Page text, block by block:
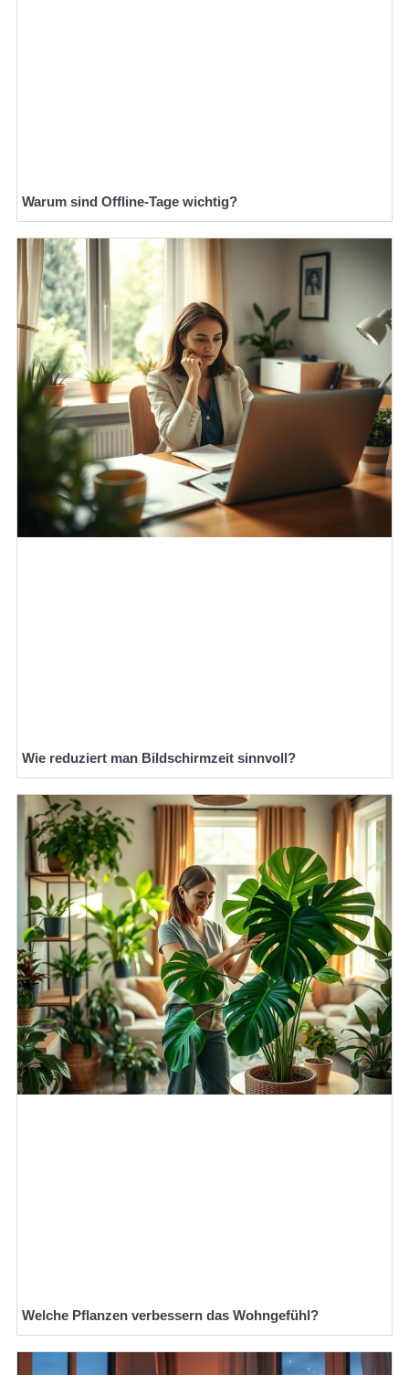
Warum sind Offline-Tage wichtig?
Wie reduziert man Bildschirmzeit sinnvoll?
Welche Pflanzen verbessern das Wohngefühl?